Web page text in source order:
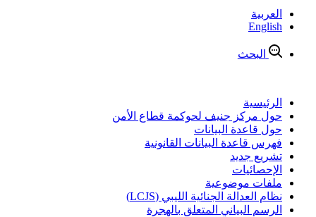
العربية
English
البحث
الرئيسية
حول مركز جنيف لحوكمة قطاع الأمن
حول قاعدة البيانات
فهرس قاعدة البيانات القانونية
تشريع جديد
الإحصائيات
ملفات موضوعية
نظام العدالة الجنائية الليبي (LCJS)
الرسم البياني المتعلق بالهجرة